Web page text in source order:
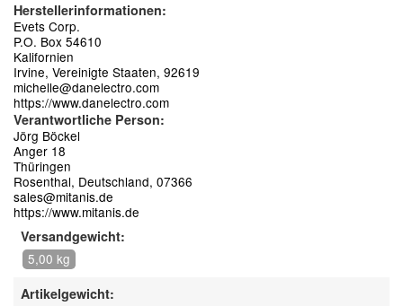
Herstellerinformationen:
Evets Corp.
P.O. Box 54610
Kalifornien
Irvine, Vereinigte Staaten, 92619
michelle@danelectro.com
https://www.danelectro.com
Verantwortliche Person:
Jörg Böckel
Anger 18
Thüringen
Rosenthal, Deutschland, 07366
sales@mitanis.de
https://www.mitanis.de
Versandgewicht:
5,00 kg
Artikelgewicht: